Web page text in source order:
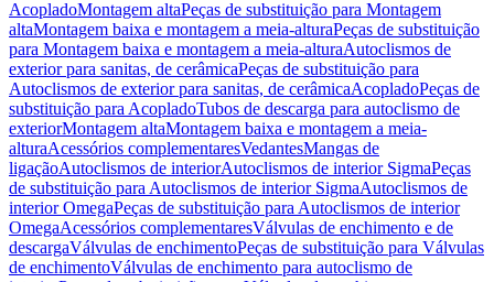
AcopladoMontagem altaPeças de substituição para Montagem
altaMontagem baixa e montagem a meia-alturaPeças de substituição
para Montagem baixa e montagem a meia-alturaAutoclismos de
exterior para sanitas, de cerâmicaPeças de substituição para
Autoclismos de exterior para sanitas, de cerâmicaAcopladoPeças de
substituição para AcopladoTubos de descarga para autoclismo de
exteriorMontagem altaMontagem baixa e montagem a meia-
alturaAcessórios complementaresVedantesMangas de
ligaçãoAutoclismos de interiorAutoclismos de interior SigmaPeças
de substituição para Autoclismos de interior SigmaAutoclismos de
interior OmegaPeças de substituição para Autoclismos de interior
OmegaAcessórios complementaresVálvulas de enchimento e de
descargaVálvulas de enchimentoPeças de substituição para Válvulas
de enchimentoVálvulas de enchimento para autoclismo de